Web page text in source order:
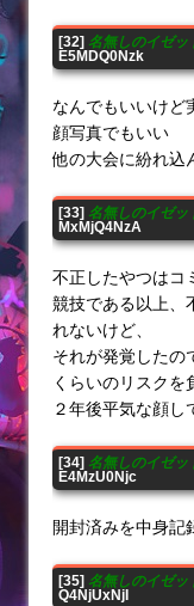
[32] 名無しのイゼッ
E5MDQ0Nzk
なんでもいいけど
顔写真でもいい
他の大会に紛れ込
[33] 名無しのイゼッ
MxMjQ4NzA
不正したやつはコ
競技である以上、
れないけど、
それが発覚したの
くらいのリスクを
２年後平気な顔し
[34] 名無しのイゼッ
E4MzU0Njc
開封済みを中身記
[35] 名無しのイゼッ
Q4NjUxNjI